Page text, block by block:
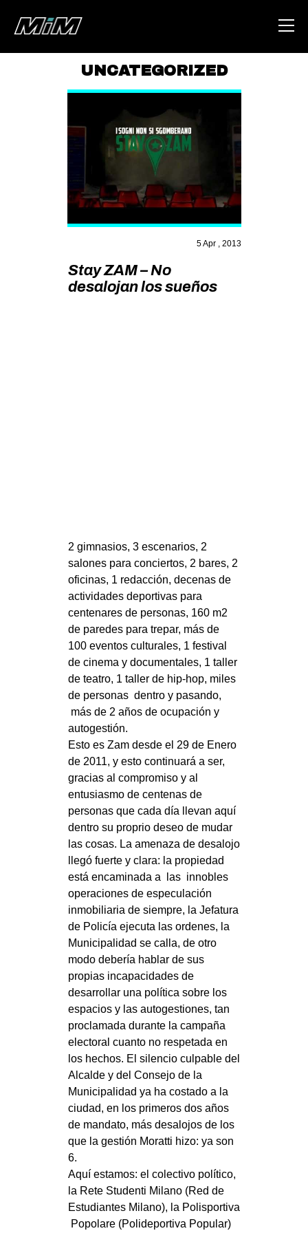
ABOUT
AREA
DEGENERAZIONE
GAZA FREESTYLE
STUDENTI TSUNAMI
ZAM
PRECARIATO
REPRESSIONE
STUDENTI
CULTURE
CINEMA
MANIFESTI
RECENSIONI
INTERNAZIONALE
AFRICA
AMERICHE
ESTREMO ORIENTE
MEDIO ORIENTE
MONDO
EVENTI
in
Fb
ms
SEARCH
UNCATEGORIZED
5 Apr , 2013
Stay ZAM – No
desalojan los sueños
2 gimnasios, 3 escenarios, 2
salones para conciertos, 2 bares, 2
oficinas, 1 redacción, decenas de
actividades deportivas para
centenares de personas, 160 m2
de paredes para trepar, más de
100 eventos culturales, 1 festival
de cinema y documentales, 1 taller
de teatro, 1 taller de hip-hop, miles
de personas dentro y pasando,
más de 2 años de ocupación y
autogestión.
Esto es Zam desde el 29 de Enero
de 2011, y esto continuará a ser,
gracias al compromiso y al
entusiasmo de centenas de
personas que cada día llevan aquí
dentro su proprio deseo de mudar
las cosas. La amenaza de desalojo
llegó fuerte y clara: la propiedad
está encaminada a las innobles
operaciones de especulación
inmobiliaria de siempre, la Jefatura
de Policía ejecuta las ordenes, la
Municipalidad se calla, de otro
modo debería hablar de sus
propias incapacidades de
desarrollar una política sobre los
espacios y las autogestiones, tan
proclamada durante la campaña
electoral cuanto no respetada en
los hechos. El silencio culpable del
Alcalde y del Consejo de la
Municipalidad ya ha costado a la
ciudad, en los primeros dos años
de mandato, más desalojos de los
que la gestión Moratti hizo: ya son
6.
Aquí estamos: el colectivo político,
la Rete Studenti Milano (Red de
Estudiantes Milano), la Polisportiva
Popolare (Polideportiva Popular)